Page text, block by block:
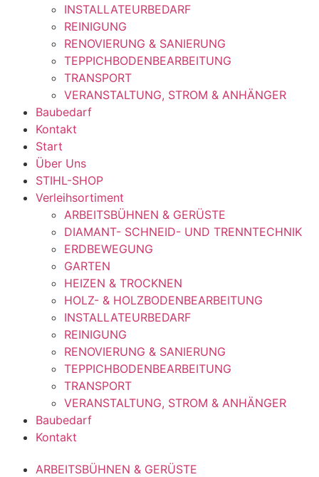
INSTALLATEURBEDARF
REINIGUNG
RENOVIERUNG & SANIERUNG
TEPPICHBODENBEARBEITUNG
TRANSPORT
VERANSTALTUNG, STROM & ANHÄNGER
Baubedarf
Kontakt
Start
Über Uns
STIHL-SHOP
Verleihsortiment
ARBEITSBÜHNEN & GERÜSTE
DIAMANT- SCHNEID- UND TRENNTECHNIK
ERDBEWEGUNG
GARTEN
HEIZEN & TROCKNEN
HOLZ- & HOLZBODENBEARBEITUNG
INSTALLATEURBEDARF
REINIGUNG
RENOVIERUNG & SANIERUNG
TEPPICHBODENBEARBEITUNG
TRANSPORT
VERANSTALTUNG, STROM & ANHÄNGER
Baubedarf
Kontakt
ARBEITSBÜHNEN & GERÜSTE